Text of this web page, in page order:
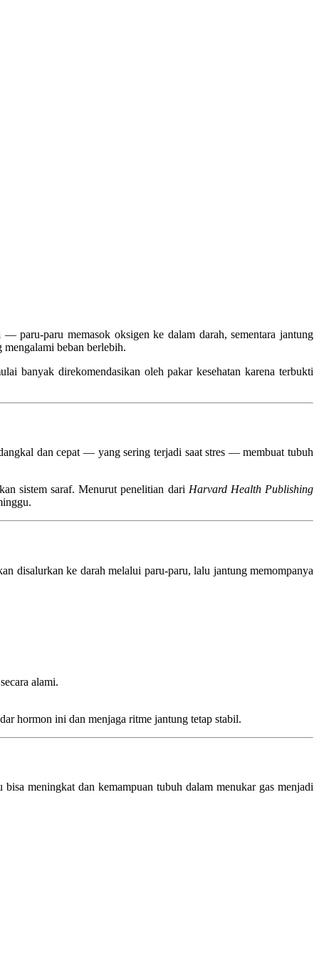
paru-paru memasok oksigen ke dalam darah, sementara jantung
beban berlebih.
banyak direkomendasikan oleh pakar kesehatan karena terbukti
dan cepat — yang sering terjadi saat stres — membuat tubuh
sistem saraf. Menurut penelitian dari Harvard Health Publishing
disalurkan ke darah melalui paru-paru, lalu jantung memompanya
alami.
hormon ini dan menjaga ritme jantung tetap stabil.
meningkat dan kemampuan tubuh dalam menukar gas menjadi